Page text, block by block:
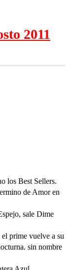
2011
los Best Sellers.
de Amor en
sale Dime
prime vuelve a su
sin nombre